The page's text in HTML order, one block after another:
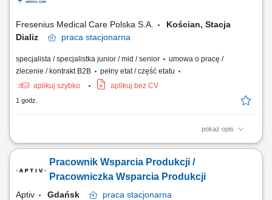
Przeprowadzanie regeneracji części zgodnie ze standardami
Fresenius Medical Care Polska S.A.
Kościan, Stacja
Dializ
praca stacjonarna
specjalista / specjalistka junior / mid / senior
umowa o pracę /
zlecenie / kontrakt B2B
pełny etat / część etatu
aplikuj szybko
aplikuj bez CV
1 godz.
pokaż opis
Twoje zadania: Przygotowanie stanowiska, aparatury do dializy oraz
(kontrola parametrów życiowych, wagi i ocena dostępu naczyniowego).
Podłączanie dializy przez przetokę tętniczo-żylną lub cewnik
Pracownik Wsparcia Produkcji /
Pracowniczka Wsparcia Produkcji
Aptiv Gdańsk praca stacjonarna